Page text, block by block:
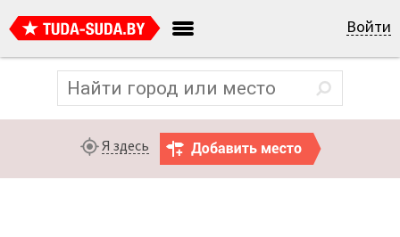
Войти
Я здесь